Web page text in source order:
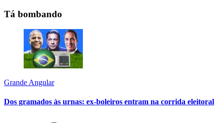
Tá bombando
Grande Angular
Dos gramados às urnas: ex-boleiros entram na corrida eleitoral